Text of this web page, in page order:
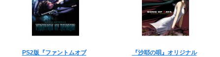
PS2版『ファントムオブ
『沙耶の唄』オリジナル